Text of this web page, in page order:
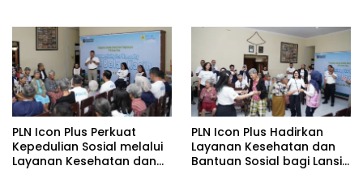
SUTET 500 kV Paiton–
Watudodol/Kalipuro
pada Semester I 2026
PLN Icon Plus Perkuat
Kepedulian Sosial melalui
Layanan Kesehatan dan
PLN Icon Plus Hadirkan
Layanan Kesehatan dan
Bantuan Sosial bagi Lansia